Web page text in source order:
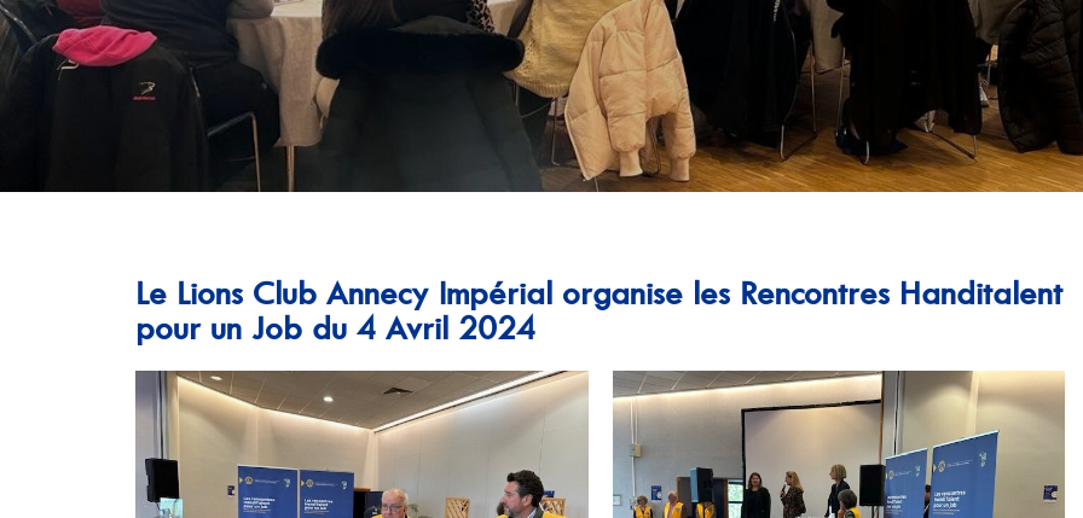
Le Lions Club Annecy Impérial organise les Rencontres Handitalent
pour un Job du 4 Avril 2024